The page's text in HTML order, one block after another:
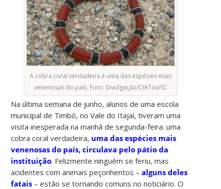
A cobra coral verdadeira é uma das espécies mais
venenosas do país. Foto: Divulgação/CIATox/SC
Na última semana de junho, alunos de uma escola
municipal de Timbó, no Vale do Itajaí, tiveram uma
visita inesperada na manhã de segunda-feira: uma
cobra coral verdadeira, uma das espécies mais
venenosas do país, circulava pelo pátio da
instituição. Felizmente ninguém se feriu, mas
acidentes com animais peçonhentos –alguns deles
fatais – estão se tornando comuns no noticiário. O